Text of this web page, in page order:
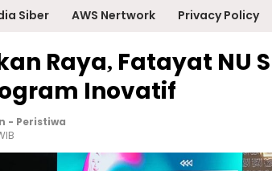
Siber AWS Nertwork Privacy Policy
Raya, Fatayat NU
Inovatif
- Peristiwa